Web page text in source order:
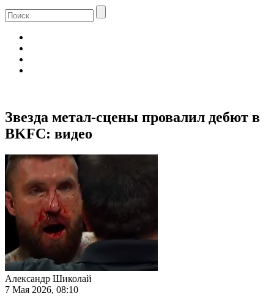
Звезда метал-сцены провалил дебют в
BKFC: видео
Александр Шиколай
7 Мая 2026, 08:10